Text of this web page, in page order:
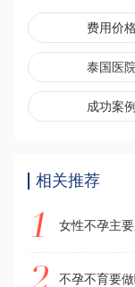
费用价
泰国医院
成功案例
相关推荐
女性不孕主
不孕不育要